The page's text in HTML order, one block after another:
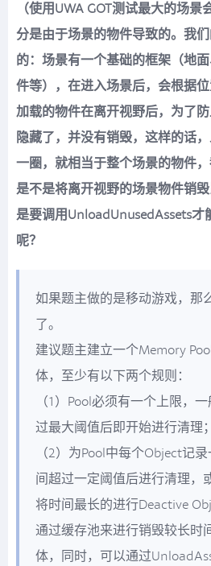
（使用UWA GOT测试最大的场
分是由于场景的物件导致的。我
的：场景有一个基础的框架（地
件等），在进入场景后，会根据位
加载的物件在离开视野后，为了
隐藏了，并没有销毁，这样的话
一圈，就相当于整个场景的物件，
是不是将离开视野的场景物件销
是要调用UnloadUnusedAssets才
呢？
如果题主做的是移动游戏，那
了。
建议题主建立一个Memory
体，至少有以下两个规则：
（1）Pool必须有一个上限，
过最大阈值后即开始进行清理；
（2）为Pool中每个Object记
间超过一定阈值后进行清理，
将时间最长的进行Deactive
通过缓存池来进行销毁较长时
体，同时，可以通过